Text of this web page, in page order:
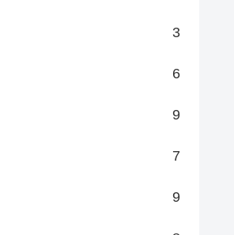
3
6
9
7
9